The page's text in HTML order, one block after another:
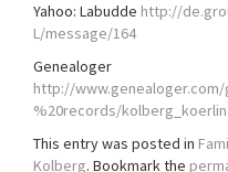
Yahoo: Labudde http://
L/message/164
Genealoger
http://
%20records/
This entry was posted in
Kolberg. Bookmark the